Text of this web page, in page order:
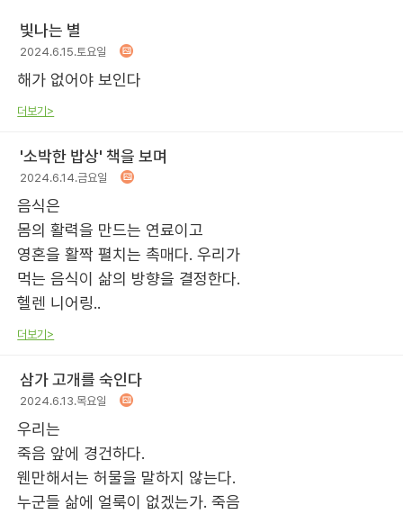
빛나는 별
2024.6.15.토요일
해가 없어야 보인다
더보기>
'소박한 밥상' 책을 보며
2024.6.14.금요일
음식은
몸의 활력을 만드는 연료이고
영혼을 활짝 펼치는 촉매다. 우리가
먹는 음식이 삶의 방향을 결정한다.
헬렌 니어링..
더보기>
삼가 고개를 숙인다
2024.6.13.목요일
우리는
죽음 앞에 경건하다.
웬만해서는 허물을 말하지 않는다.
누군들 삶에 얼룩이 없겠는가. 죽음